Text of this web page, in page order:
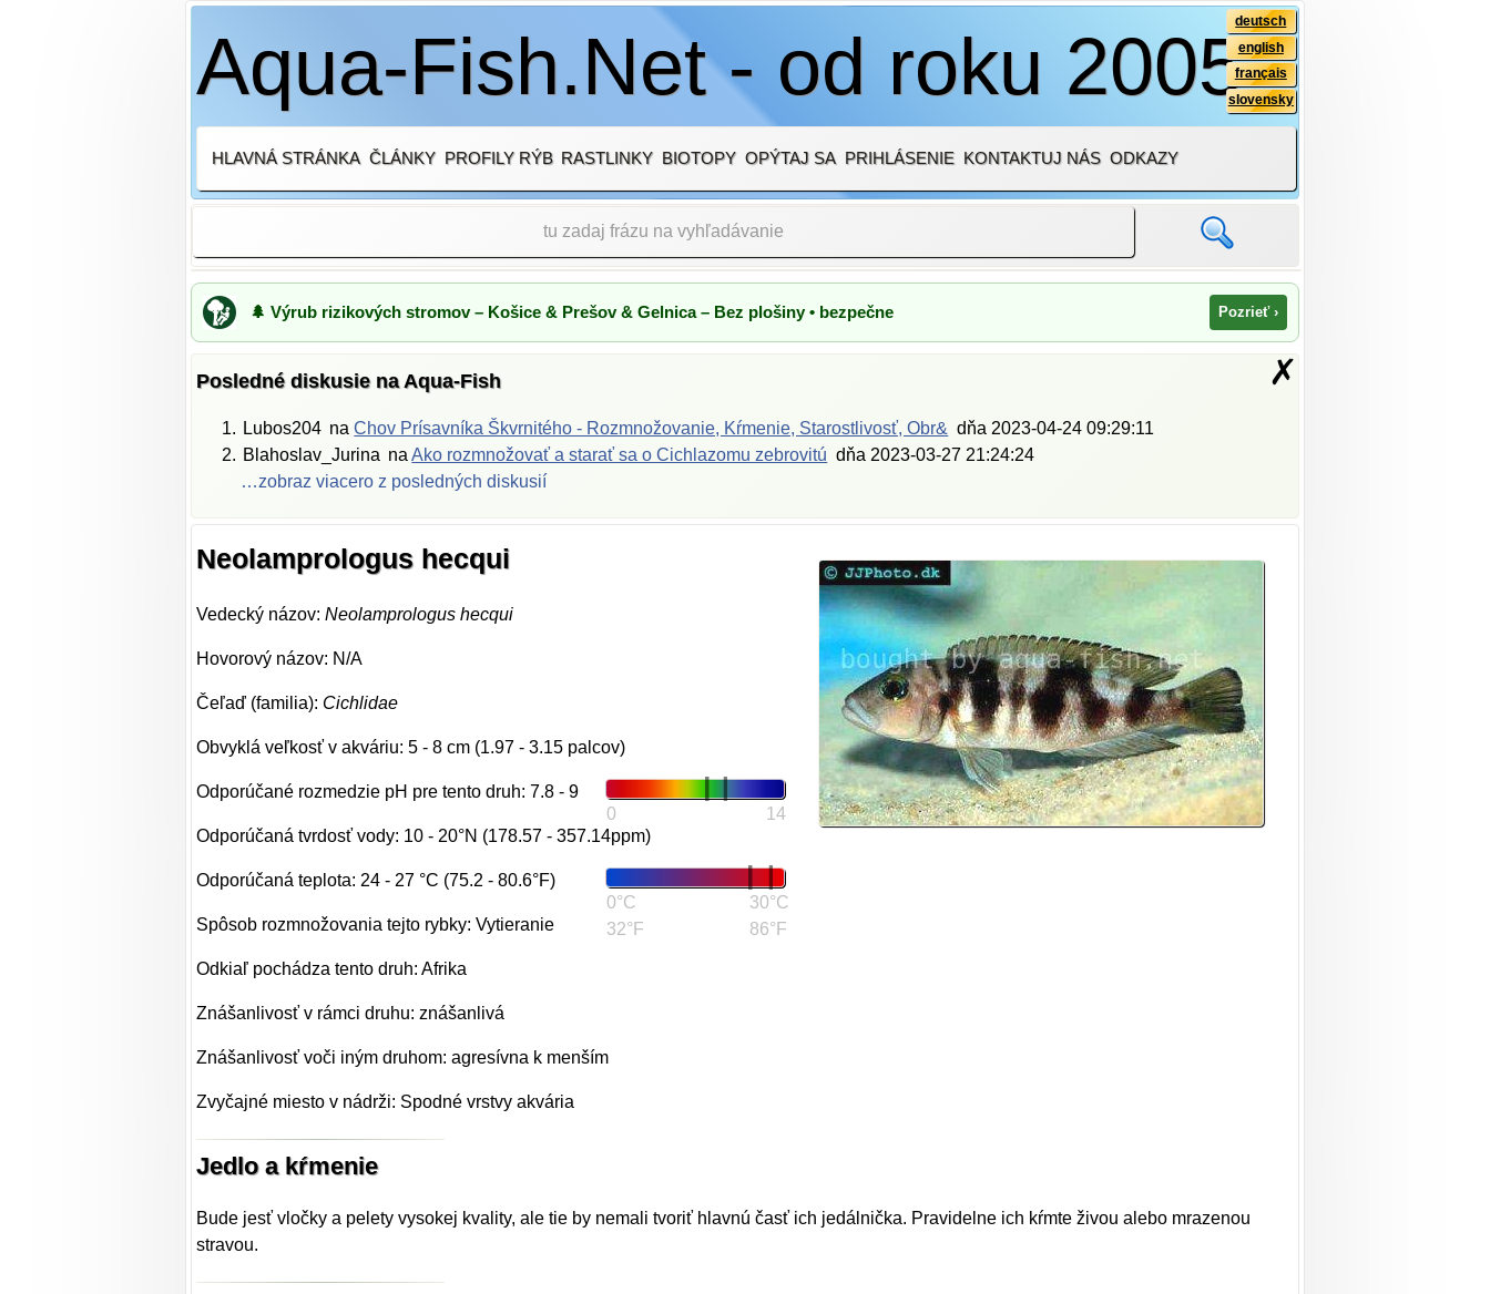
Aqua-Fish.Net - od roku 2005
deutsch
english
français
slovensky
HLAVNÁ STRÁNKA ČLÁNKY PROFILY RÝB RASTLINKY BIOTOPY OPÝTAJ SA PRIHLÁSENIE KONTAKTUJ NÁS ODKAZY
🌲 Výrub rizikových stromov – Košice & Prešov & Gelnica – Bez plošiny • bezpečne Pozrieť ›
Posledné diskusie na Aqua-Fish ✗
Lubos204 naChov Prísavníka Škvrnitého - Rozmnožovanie, Kŕmenie, Starostlivosť, Obr& dňa 2023-04-24 09:29:11
Blahoslav_Jurina naAko rozmnožovať a starať sa o Cichlazomu zebrovitú dňa 2023-03-27 21:24:24
…zobraz viacero z posledných diskusií
Neolamprologus hecqui
Vedecký názov:Neolamprologus hecqui
Hovorový názov: N/A
Čeľaď (familia): Cichlidae
Obvyklá veľkosť v akváriu: 5 - 8 cm (1.97 - 3.15 palcov)
0 14
Odporúčané rozmedzie pH pre tento druh: 7.8 - 9
Odporúčaná tvrdosť vody: 10 - 20°N (178.57 - 357.14ppm)
0°C
32°F
30°C
86°F
Odporúčaná teplota: 24 - 27 °C (75.2 - 80.6°F)
Spôsob rozmnožovania tejto rybky: Vytieranie
Odkiaľ pochádza tento druh: Afrika
Znášanlivosť v rámci druhu: znášanlivá
Znášanlivosť voči iným druhom: agresívna k menším
Zvyčajné miesto v nádrži: Spodné vrstvy akvária
Jedlo a kŕmenie
Bude jesť vločky a pelety vysokej kvality, ale tie by nemali tvoriť hlavnú časť ich jedálnička. Pravidelne ich kŕmte živou alebo mrazenou
stravou.